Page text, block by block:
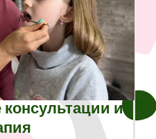
консультации и